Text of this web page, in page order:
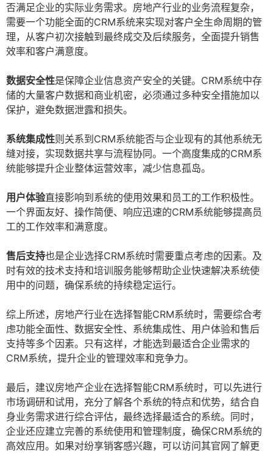
否满足企业的实际业务需求。房地产行业的业务流程复杂，
需要一个功能全面的CRM系统来实现对客户全生命周期的管
理，从客户初次接触到最终成交及后续服务，全面提升销售
效率和客户满意度。
数据安全性是保障企业信息资产安全的关键。CRM系统中存
储的大量客户数据和商业机密，必须通过多种安全措施加以
保护，避免数据泄露和损失。
系统集成性则关系到CRM系统能否与企业现有的其他系统无
缝对接，实现数据共享与流程协同。一个高度集成的CRM系
统能够提升企业整体运营效率，减少信息孤岛。
用户体验直接影响到系统的使用效果和员工的工作积极性。
一个界面友好、操作简便、响应迅速的CRM系统能够提高员
工的工作效率和满意度。
售后支持也是企业选择CRM系统时需要重点考虑的因素。及
时有效的技术支持和培训服务能够帮助企业快速解决系统使
用中的问题，确保系统的持续稳定运行。
综上所述，房地产行业在选择智能CRM系统时，需要综合考
虑功能全面性、数据安全性、系统集成性、用户体验和售后
支持等多个因素。只有这样，才能选到最适合企业需求的
CRM系统，提升企业的管理效率和竞争力。
最后，建议房地产企业在选择智能CRM系统时，可以先进行
市场调研和试用，充分了解各个系统的特点和优势，结合自
身业务需求进行综合评估，最终选择最适合的系统。同时，
企业还应建立完善的系统使用和管理制度，确保CRM系统的
高效应用。如果对纷享销客感兴趣，可以访问其官网了解更